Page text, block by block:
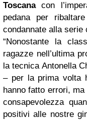
Toscanacon
pedana per
condannate alla serie
“Nonostante la
ragazze nell’ultima
la tecnica Antonella
– per la prima volta
hanno fatto errori,
consapevolezza
positivi alle nostre